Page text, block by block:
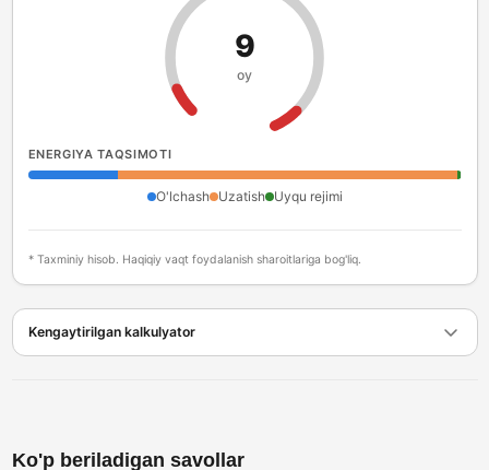
9
oy
ENERGIYA TAQSIMOTI
O'lchash Uzatish Uyqu rejimi
* Taxminiy hisob. Haqiqiy vaqt foydalanish sharoitlariga bog'liq.
Kengaytirilgan kalkulyator
Ko'p beriladigan savollar